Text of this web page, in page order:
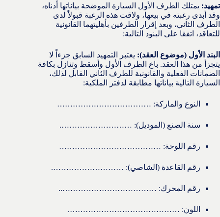
تمهيد: يمتلك الطرف الأول السيارة الموضحة بياناتها أدناه،
وقد أبدى رغبته في بيعها، ولاقت هذه الرغبة قبولاً لدى
الطرف الثاني، وبعد إقرار الطرفين بأهليتهما القانونية
للتعاقد، اتفقا على البنود التالية:
البند الأول (موضوع العقد): يعتبر التمهيد السابق جزءاً لا
يتجزأ من هذا العقد. باع الطرف الأول وأسقط وتنازل بكافة
الضمانات الفعلية والقانونية للطرف الثاني القابل لذلك،
السيارة التالية بياناتها مطابقة لدفتر الملكية:
النوع والماركة: ………………………………
سنة الصنع (الموديل): ……………………….
رقم اللوحة: …………………………………
رقم القاعدة (الشاصي): ……………………….
رقم المحرك: ………………………………..
اللون: …………………………………….